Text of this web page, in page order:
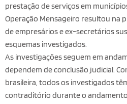
prestação de serviços em
Operação Mensageiro resultou na
de empresários e ex-secretários
esquemas investigados.
As investigações seguem em
dependem de conclusão judicial.
brasileira, todos os investigados
contraditório durante o